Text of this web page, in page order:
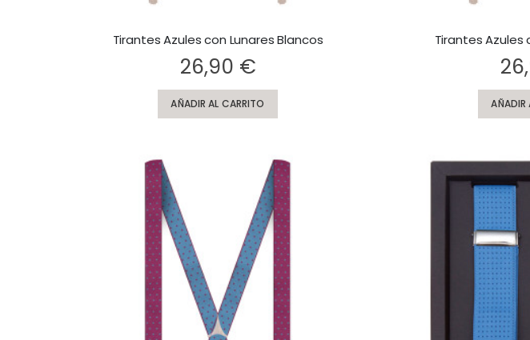
Tirantes Azules con Lunares Blancos
26,90 €
AÑADIR AL CARRITO
Tirantes Azules
AÑADIR